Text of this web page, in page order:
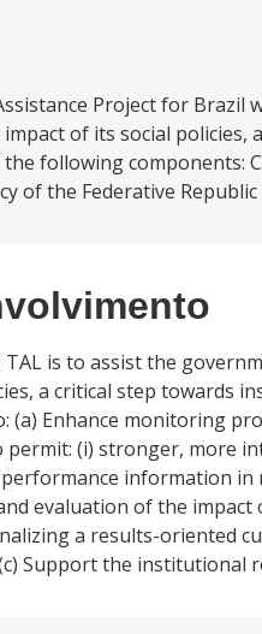
Project for
of its social
following
of the Federative Republic
is to assist the
a critical step towards
(a) Enhance monitoring
(i) stronger, more
information
evaluation of the
a results-oriented
Support the institutional